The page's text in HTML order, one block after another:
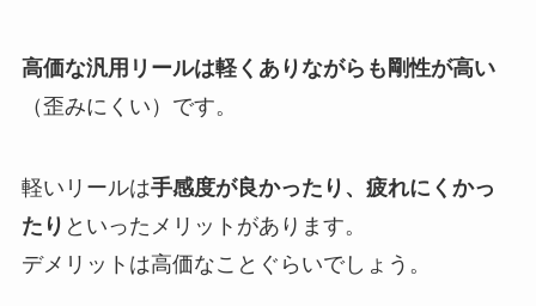
高価な汎用リールは軽くありながらも剛性が高い
（歪みにくい）です。
軽いリールは手感度が良かったり、疲れにくかっ
たり といったメリットがあります。
デメリットは高価なことぐらいでしょう。